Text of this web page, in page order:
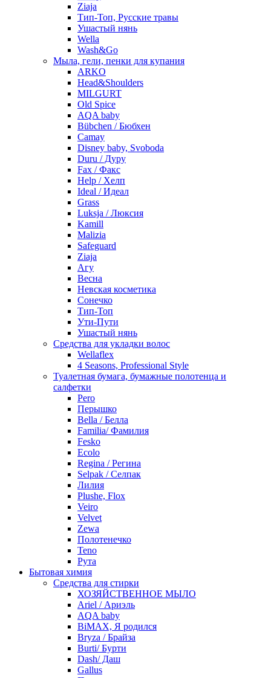
Ziaja
Тип-Топ, Русские травы
Ушастый нянь
Wella
Wash&Go
Мыла, гели, пенки для купания
ARKO
Head&Shoulders
MILGURT
Old Spice
AQA baby
Bübchen / Бюбхен
Camay
Disney baby, Svoboda
Duru / Дуру
Fax / Факс
Help / Хелп
Ideal / Идеал
Grass
Luksja / Люксия
Kamill
Malizia
Safeguard
Ziaja
Агу
Весна
Невская косметика
Сонечко
Тип-Топ
Ути-Пути
Ушастый нянь
Средства для укладки волос
Wellaflex
4 Seasons, Professional Style
Туалетная бумага, бумажные полотенца и
салфетки
Pero
Перышко
Bella / Белла
Familia/ Фамилия
Fesko
Ecolo
Regina / Регина
Selpak / Селпак
Лилия
Plushe, Flox
Veiro
Velvet
Zewa
Полотенечко
Teno
Рута
Бытовая химия
Средства для стирки
ХОЗЯЙСТВЕННОЕ МЫЛО
Ariel / Ариэль
AQA baby
BiMAX, Я родился
Bryza / Брайза
Burti/ Бурти
Dash/ Даш
Gallus